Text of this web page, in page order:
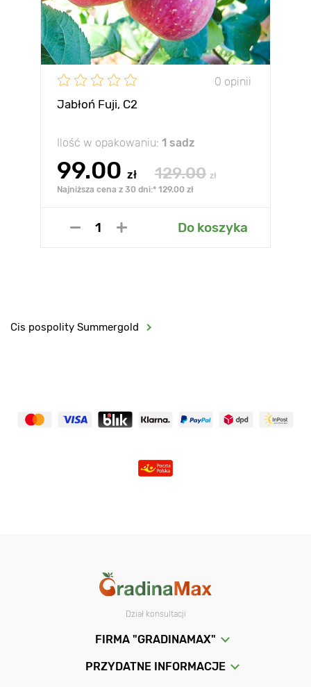
0 opinii
Jabłoń Fuji, С2
Ilość w opakowaniu: 1 sadz
99.00 zł 129.00 zł
Najniższa cena z 30 dni:* 129.00 zł
Do koszyka
Cis pospolity Summergold
Dział konsultacji
FIRMA "GRADINAMAX"
PRZYDATNE INFORMACJE